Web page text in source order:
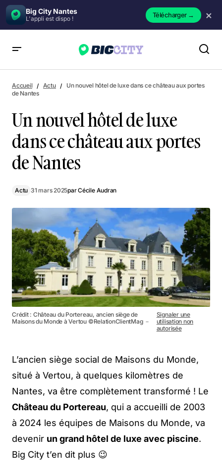
Big City Nantes
L'appli est dispo ! Télécharger→ ×
Nantes
Accueil Actu
Un nouvel hôtel de luxe dans ce château aux portes
de Nantes
Un nouvel hôtel de luxe
dans ce château aux portes
de Nantes
Actu 31 mars 2025parCécile Audran
Crédit : Château du Portereau, ancien siège de
Maisons du Monde à Vertou ©RelationClientMag －
Signaler une
utilisation non
autorisée
L’ancien siège social de Maisons du Monde,
situé à Vertou, à quelques kilomètres de
Nantes, va être complètement transformé ! Le
Château du Portereau, qui a accueilli de 2003
à 2024 les équipes de Maisons du Monde, va
devenir un grand hôtel de luxe avec piscine.
Big City t’en dit plus 😉